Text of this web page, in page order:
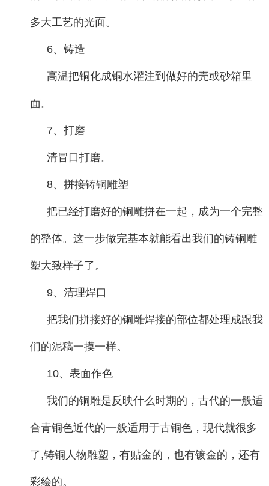
多大工艺的光面。
6、铸造
高温把铜化成铜水灌注到做好的壳或砂箱里
面。
7、打磨
清冒口打磨。
8、拼接铸铜雕塑
把已经打磨好的铜雕拼在一起，成为一个完整
的整体。这一步做完基本就能看出我们的铸铜雕
塑大致样子了。
9、清理焊口
把我们拼接好的铜雕焊接的部位都处理成跟我
们的泥稿一摸一样。
10、表面作色
我们的铜雕是反映什么时期的，古代的一般适
合青铜色近代的一般适用于古铜色，现代就很多
了,铸铜人物雕塑，有贴金的，也有镀金的，还有
彩绘的。